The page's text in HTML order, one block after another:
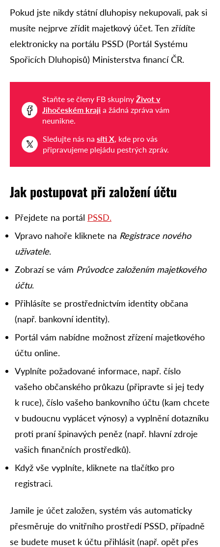
Pokud jste nikdy státní dluhopisy nekupovali, pak si
musíte nejprve zřídit majetkový účet. Ten zřídíte
elektronicky na portálu PSSD (Portál Systému
Spořicích Dluhopisů) Ministerstva financí ČR.
Staňte se členy FB skupiny Život v
Jihočeském kraji a žádná zpráva vám
neunikne.
Sledujte nás na síti X, kde pro vás
připravujeme plejádu pestrých zpráv.
Jak postupovat při založení účtu
Přejdete na portál PSSD.
Vpravo nahoře kliknete na Registrace nového
uživatele.
Zobrazí se vám Průvodce založením majetkového
účtu.
Přihlásíte se prostřednictvím identity občana
(např. bankovní identity).
Portál vám nabídne možnost zřízení majetkového
účtu online.
Vyplníte požadované informace, např. číslo
vašeho občanského průkazu (připravte si jej tedy
k ruce), číslo vašeho bankovního účtu (kam chcete
v budoucnu vyplácet výnosy) a vyplnění dotazníku
proti praní špinavých peněz (např. hlavní zdroje
vašich finančních prostředků).
Když vše vyplníte, kliknete na tlačítko pro
registraci.
Jamile je účet založen, systém vás automaticky
přesměruje do vnitřního prostředí PSSD, případně
se budete muset k účtu přihlásit (např. opět přes